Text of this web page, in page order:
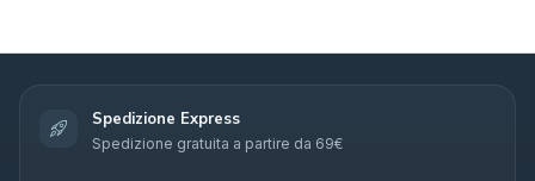
Spedizione Express
Spedizione gratuita a partire da 69€